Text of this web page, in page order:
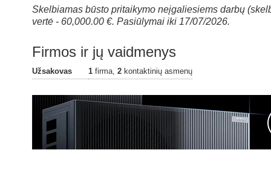
Skelbiamas būsto pritaikymo neįgaliesiems darbų
vertė - 60,000.00 €. Pasiūlymai iki 17/07/2026.
Firmos ir jų vaidmenys
Užsakovas 1 firma,2 kontaktinių asmenų